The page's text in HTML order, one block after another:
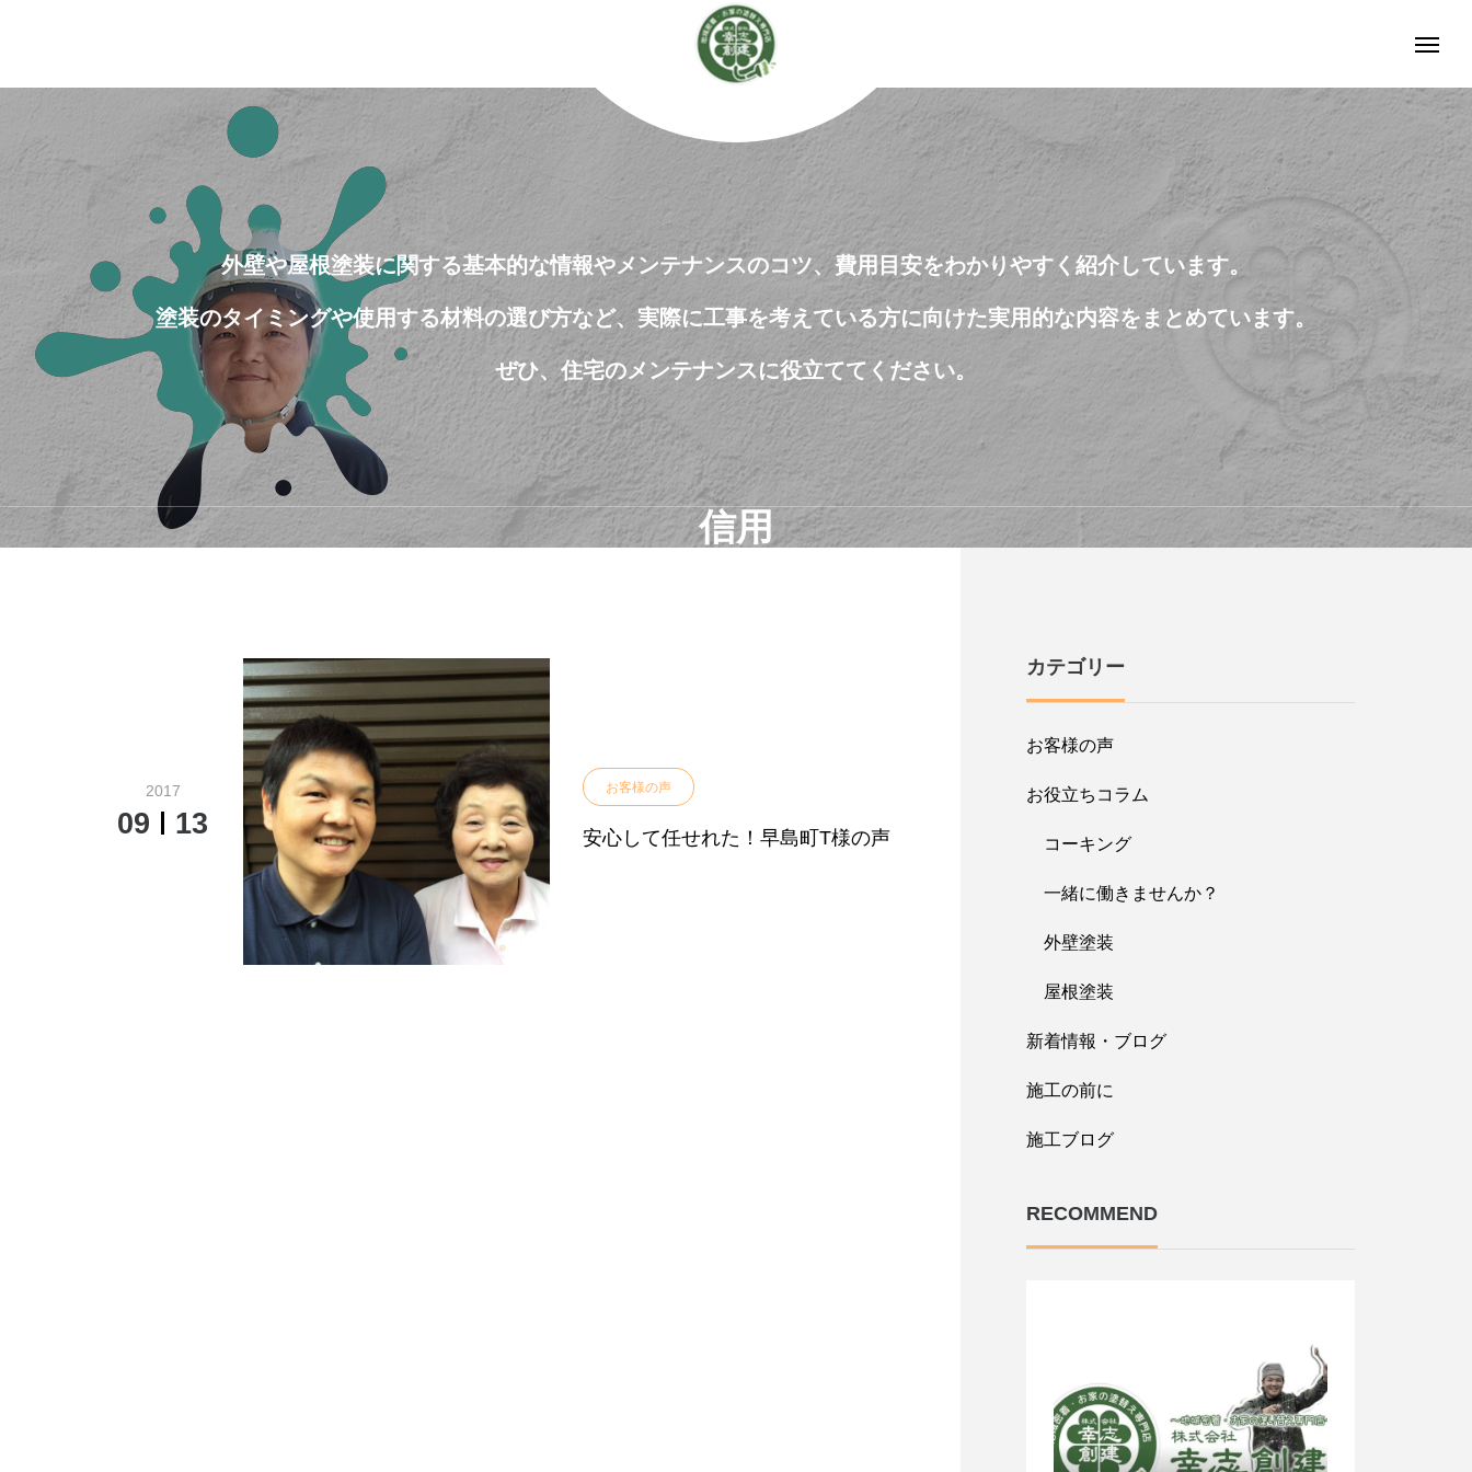
外壁や屋根塗装に関する基本的な情報やメンテナンスのコツ、費用目安をわかりやすく紹介しています。
塗装のタイミングや使用する材料の選び方など、実際に工事を考えている方に向けた実用的な内容をまとめています。
ぜひ、住宅のメンテナンスに役立ててください。
信用
2017
09 13
お客様の声
安心して任せれた！早島町T様の声
カテゴリー
お客様の声
お役立ちコラム
コーキング
一緒に働きませんか？
外壁塗装
屋根塗装
新着情報・ブログ
施工の前に
施工ブログ
RECOMMEND